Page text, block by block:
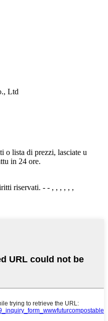
Ltd
o lista di prezzi, lasciate u
in 24 ore.
riservati. - - , , , , , ,